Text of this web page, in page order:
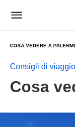
COSA VEDERE A
Consigli di viaggio
Cosa